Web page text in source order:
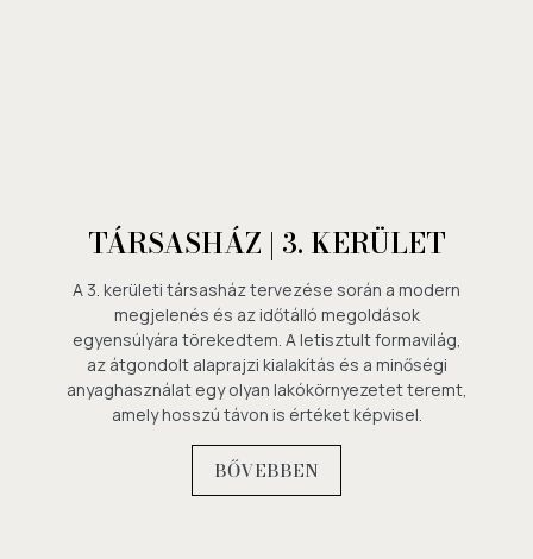
TÁRSASHÁZ | 3. KERÜLET
A 3. kerületi társasház tervezése során a modern
megjelenés és az időtálló megoldások
egyensúlyára törekedtem. A letisztult formavilág,
az átgondolt alaprajzi kialakítás és a minőségi
anyaghasználat egy olyan lakókörnyezetet teremt,
amely hosszú távon is értéket képvisel.
BŐVEBBEN